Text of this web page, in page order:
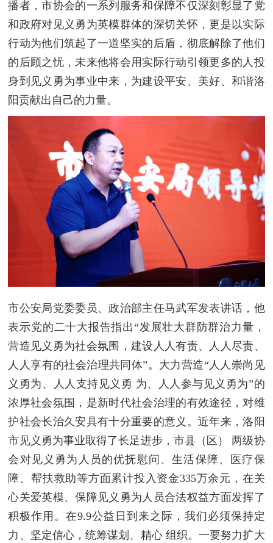
播者，市协会的一系列服务和保障不仅深刻彰显了党
和政府对见义勇为英模群体的深切关怀，更是以实际
行动为他们筑起了一道坚实的后盾，彻底解除了他们
的后顾之忧，未来他将会用实际行动引领更多的人投
身到见义勇为事业中来，为建设平安、美好、和谐洛
阳贡献出自己的力量。
市公安局党委委员、政治部主任马武军发表讲话，他
表示党的二十大报告指出“发展壮大群防群治力量，
营造见义勇为社会氛围，建设人人有责、人人尽责、
人人享有的社会治理共同体”。大力营造“人人崇尚见
义勇为、人人支持见义勇 为、人人参与见义勇为”的
浓厚社会氛围，是新时代社会治理的有效途径，对维
护社会长治久安具有十分重要的意义。近年来，洛阳
市见义勇为事业取得了长足进步，市县（区） 两级协
会对见义勇为人员的优抚慰问、生活保障、医疗保
障、帮扶救助等方面累计投入资金335万余元，在关
心关爱英模、保障见义勇为人员合法权益方面发挥了
积极作用。在9.9公益日到来之际，我们必须保持定
力、坚定信心，统筹谋划、精心 组织。一要努力扩大